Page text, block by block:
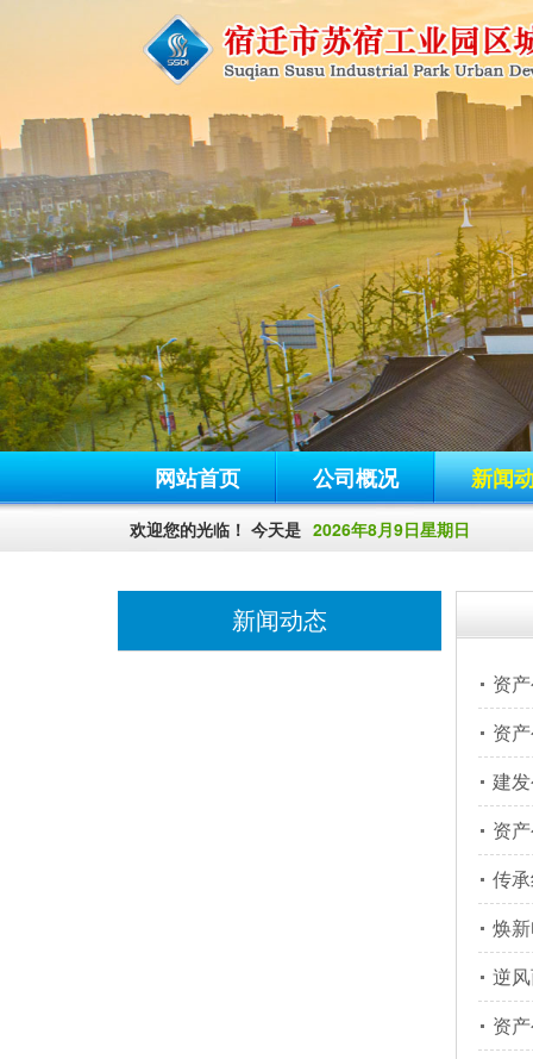
网站首页 公司概况 新闻
欢迎您的光临！ 今天是 2026年8月9日星期日
新闻动态
资
资
建
资
传
焕
逆
资